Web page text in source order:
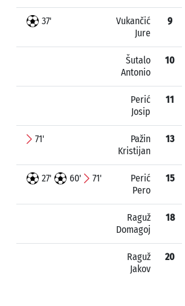
37'
Vukančić
Jure
9
Šutalo
Antonio
10
Perić
Josip
11
71'
Pažin
Kristijan
13
27' 60' 71'
Perić
Pero
15
Raguž
Domagoj
18
Raguž
Jakov
20